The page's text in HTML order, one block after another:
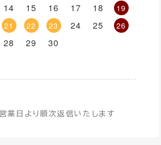
14 15 16 17 18
19
21 22 23 24 25
26
28 29 30
業日より順次返信いたします